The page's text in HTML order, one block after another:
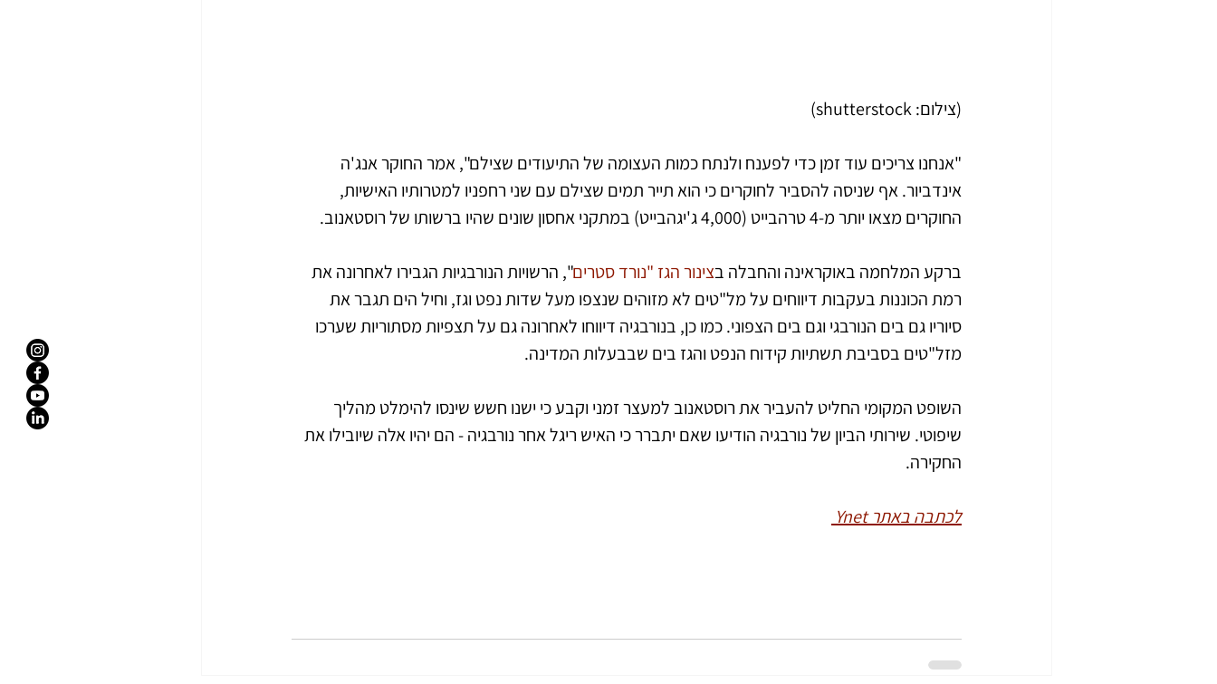
(צילום: shutterstock)
"אנחנו צריכים עוד זמן כדי לפענח ולנתח כמות העצומה של התיעודים שצילם", אמר החוקר אנג'ה
אינדביור. אף שניסה להסביר לחוקרים כי הוא תייר תמים שצילם עם שני רחפניו למטרותיו האישיות,
החוקרים מצאו יותר מ-4 טרהבייט (4,000 ג'יגהבייט) במתקני אחסון שונים שהיו ברשותו של רוסטאנוב.
ברקע המלחמה באוקראינה והחבלה בצינור הגז "נורד סטרים", הרשויות הנורבגיות הגבירו לאחרונה את
רמת הכוננות בעקבות דיווחים על מל"טים לא מזוהים שנצפו מעל שדות נפט וגז, וחיל הים תגבר את
סיוריו גם בים הנורבגי וגם בים הצפוני. כמו כן, בנורבגיה דיווחו לאחרונה גם על תצפיות מסתוריות שערכו
מזל"טים בסביבת תשתיות קידוח הנפט והגז בים שבבעלות המדינה.
השופט המקומי החליט להעביר את רוסטאנוב למעצר זמני וקבע כי ישנו חשש שינסו להימלט מהליך
שיפוטי. שירותי הביון של נורבגיה הודיעו שאם יתברר כי האיש ריגל אחר נורבגיה - הם יהיו אלה שיובילו את
החקירה.
לכתבה באתר Ynet